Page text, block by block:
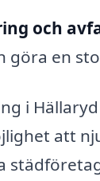
och
göra en
i
att